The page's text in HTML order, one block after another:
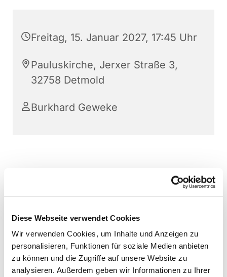
Diese Webseite verwendet Cookies
Wir verwenden Cookies, um Inhalte und Anzeigen zu
personalisieren, Funktionen für soziale Medien anbieten
zu können und die Zugriffe auf unsere Website zu
analysieren. Außerdem geben wir Informationen zu Ihrer
Freitag, 15. Januar 2027, 17:45 Uhr
Pauluskirche, Jerxer Straße 3,
32758 Detmold
Burkhard Geweke